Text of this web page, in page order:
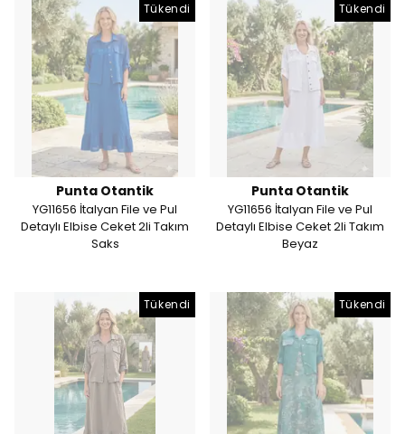
Tükendi
Punta Otantik
YG11656 İtalyan File ve Pul
Detaylı Elbise Ceket 2li Takım
Saks
Tükendi
Punta Otantik
YG11656 İtalyan File ve Pul
Detaylı Elbise Ceket 2li Takım
Beyaz
Tükendi Tükendi